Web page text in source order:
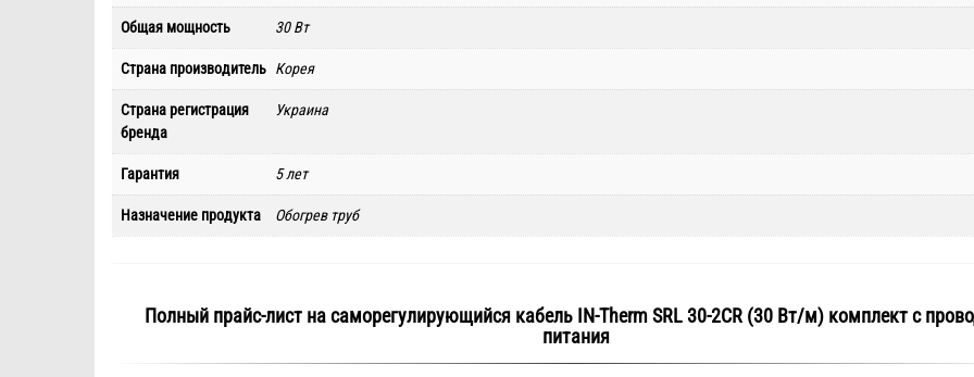
Общая мощность 30 Вт
Страна производитель Корея
Страна регистрация
бренда
Украина
Гарантия 5 лет
Назначение продукта Обогрев труб
Полный прайс-лист на саморегулирующийся кабель IN-Therm SRL 30-2CR (30 Вт/м) комплект с
питания